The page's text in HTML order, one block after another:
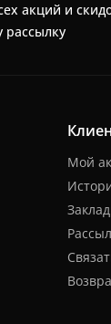
акций и
Мой